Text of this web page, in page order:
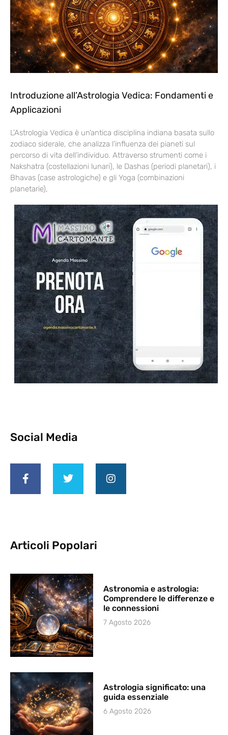
Introduzione all’Astrologia Vedica: Fondamenti e
Applicazioni
L’Astrologia Vedica è un’antica disciplina indiana basata sullo
zodiaco siderale, che analizza l’influenza dei pianeti sul
percorso di vita dell’individuo. Attraverso strumenti come i
Nakshatra (costellazioni lunari), le Dashas (periodi planetari), i
Bhavas (case astrologiche) e gli Yoga (combinazioni
planetarie),
Social Media
Articoli Popolari
Astronomia e astrologia:
Comprendere le differenze e
le connessioni
7 Agosto 2026
Astrologia significato: una
guida essenziale
6 Agosto 2026